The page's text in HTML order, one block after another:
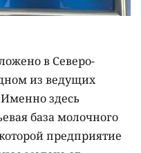
в Северо-
из ведущих
здесь
база молочного
предприятие